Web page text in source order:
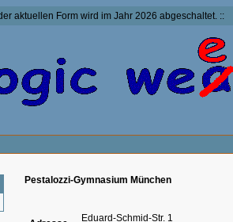
aktuellen Form wird im Jahr 2026 abgeschaltet. ::
Pestalozzi-Gymnasium München
Eduard-Schmid-Str. 1